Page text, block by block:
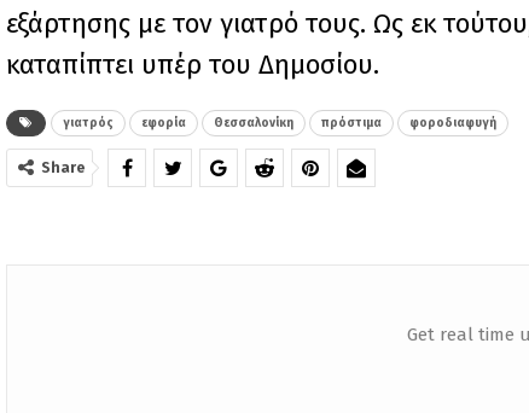
εξάρτησης με τον γιατρό τους. Ως εκ
καταπίπτει υπέρ του Δημοσίου.
γιατρός εφορία Θεσσαλονίκη πρόστιμα φοροδιαφυγή
Share
Get real time